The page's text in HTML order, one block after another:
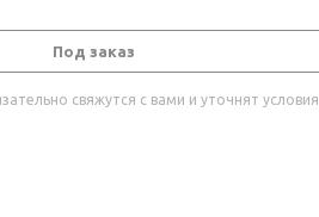
Под заказ
свяжутся с вами и уточнят условия